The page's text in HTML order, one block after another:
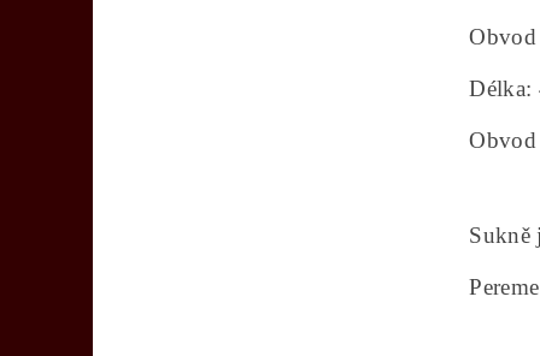
Délka:
Sukně